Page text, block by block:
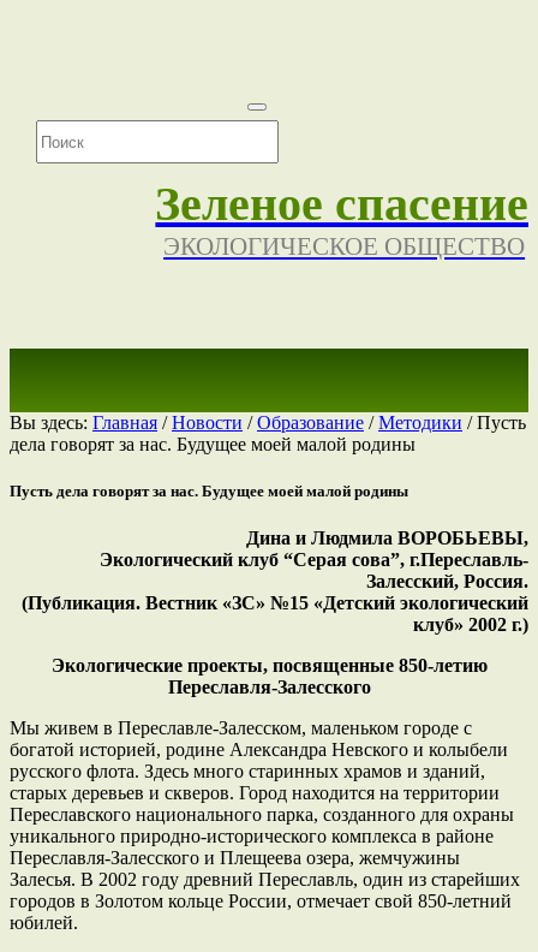
Зеленое спасение
ЭКОЛОГИЧЕСКОЕ ОБЩЕСТВО
Вы здесь: Главная /Новости /Образование /Методики /Пусть
дела говорят за нас. Будущее моей малой родины
Пусть дела говорят за нас. Будущее моей малой родины
Дина и Людмила ВОРОБЬЕВЫ,
Экологический клуб “Серая сова”, г.Переславль-
Залесский, Россия.
(Публикация. Вестник «ЗС» №15 «Детский экологический
клуб» 2002 г.)
Экологические проекты, посвященные 850-летию
Переславля-Залесского
Мы живем в Переславле-Залесском, маленьком городе с
богатой историей, родине Александра Невского и колыбели
русского флота. Здесь много старинных храмов и зданий,
старых деревьев и скверов. Город находится на территории
Переславского национального парка, созданного для охраны
уникального природно-исторического комплекса в районе
Переславля-Залесского и Плещеева озера, жемчужины
Залесья. В 2002 году древний Переславль, один из старейших
городов в Золотом кольце России, отмечает свой 850-летний
юбилей.